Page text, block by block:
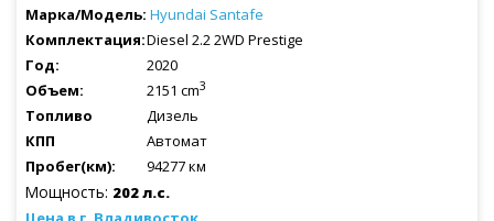
Hyundai Santafe
Diesel 2.2 2WD Prestige
2020
2151 cm3
Дизель
Автомат
94277 км
Мощность: 202 л.с.